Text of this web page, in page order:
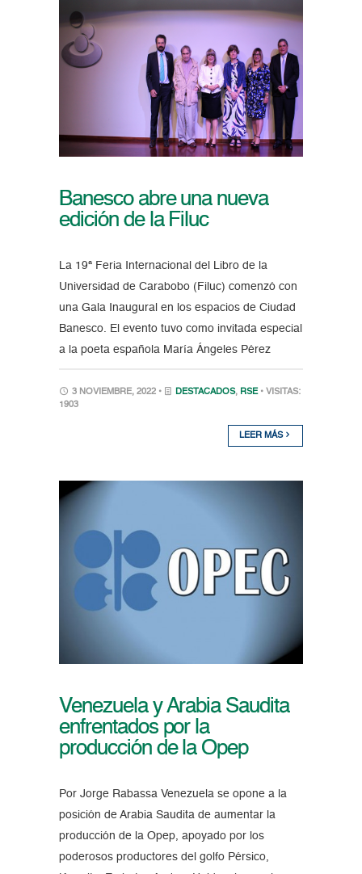
Banesco abre una nueva
edición de la Filuc
La 19ª Feria Internacional del Libro de la
Universidad de Carabobo (Filuc) comenzó con
una Gala Inaugural en los espacios de Ciudad
Banesco. El evento tuvo como invitada especial
a la poeta española María Ángeles Pérez
3 NOVIEMBRE, 2022 • DESTACADOS, RSE • VISITAS:
1903
LEER MÁS
Venezuela y Arabia Saudita
enfrentados por la
producción de la Opep
Por Jorge Rabassa Venezuela se opone a la
posición de Arabia Saudita de aumentar la
producción de la Opep, apoyado por los
poderosos productores del golfo Pérsico,